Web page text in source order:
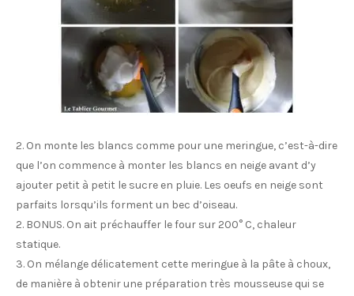
2. On monte les blancs comme pour une meringue, c’est-à-dire
que l’on commence à monter les blancs en neige avant d’y
ajouter petit à petit le sucre en pluie. Les oeufs en neige sont
parfaits lorsqu’ils forment un bec d’oiseau.
2. BONUS. On ait préchauffer le four sur 200° C, chaleur
statique.
3. On mélange délicatement cette meringue à la pâte à choux,
de manière à obtenir une préparation très mousseuse qui se